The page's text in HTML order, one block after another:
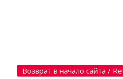
Возврат в начало сайта /